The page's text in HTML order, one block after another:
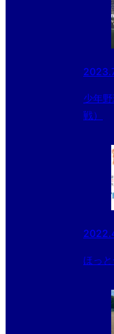
少年
戦）
ほっと